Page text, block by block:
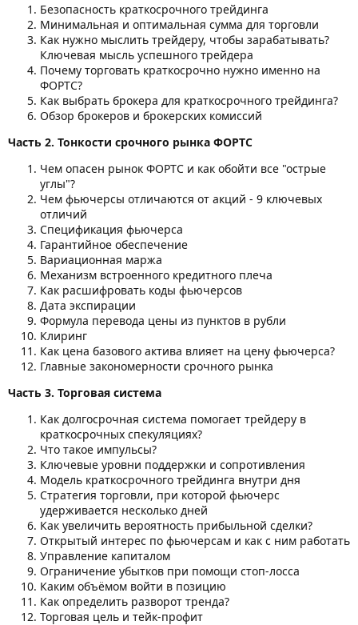
Безопасность краткосрочного трейдинга
Минимальная и оптимальная сумма для торговли
Как нужно мыслить трейдеру, чтобы зарабатывать?
Ключевая мысль успешного трейдера
Почему торговать краткосрочно нужно именно на
ФОРТС?
Как выбрать брокера для краткосрочного трейдинга?
Обзор брокеров и брокерских комиссий
Часть 2. Тонкости срочного рынка ФОРТС
Чем опасен рынок ФОРТС и как обойти все "острые
углы"?
Чем фьючерсы отличаются от акций - 9 ключевых
отличий
Спецификация фьючерса
Гарантийное обеспечение
Вариационная маржа
Механизм встроенного кредитного плеча
Как расшифровать коды фьючерсов
Дата экспирации
Формула перевода цены из пунктов в рубли
Клиринг
Как цена базового актива влияет на цену фьючерса?
Главные закономерности срочного рынка
Часть 3. Торговая система
Как долгосрочная система помогает трейдеру в
краткосрочных спекуляциях?
Что такое импульсы?
Ключевые уровни поддержки и сопротивления
Модель краткосрочного трейдинга внутри дня
Стратегия торговли, при которой фьючерс
удерживается несколько дней
Как увеличить вероятность прибыльной сделки?
Открытый интерес по фьючерсам и как с ним работать
Управление капиталом
Ограничение убытков при помощи стоп-лосса
Каким объёмом войти в позицию
Как определить разворот тренда?
Торговая цель и тейк-профит